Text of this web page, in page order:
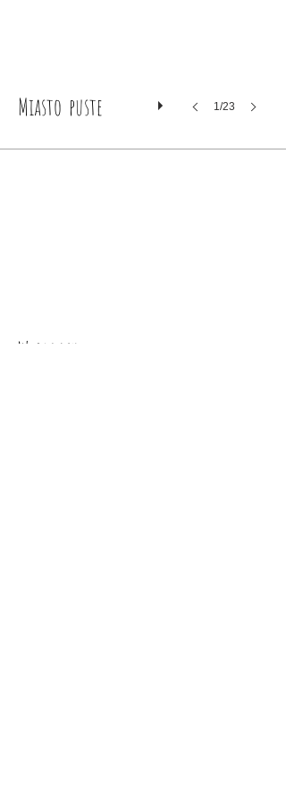
1/23
Miasto puste
W borach